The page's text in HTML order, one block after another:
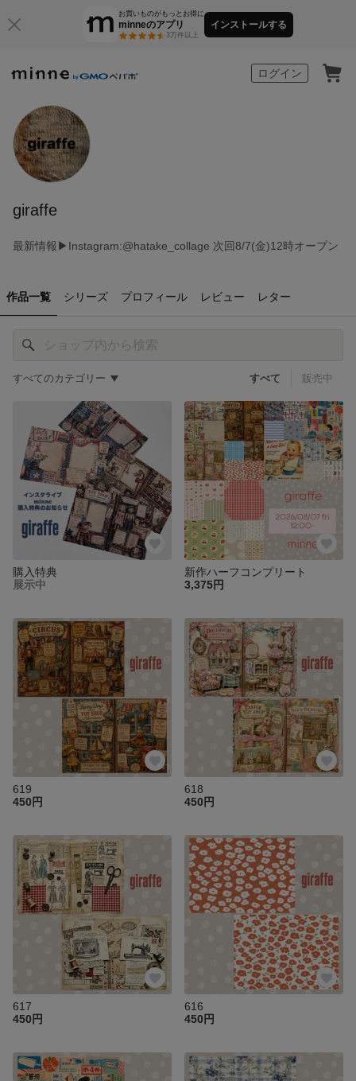
お買いものがもっとお得に
minneのアプリ
3万件以上
インストールする
ログイン
giraffe
最新情報▶︎Instagram:@hatake_collage 次回8/7(金)12時オープン
作品一覧 シリーズ プロフィール レビュー レター
すべてのカテゴリー すべて 販売中
購入特典
展示中
新作ハーフコンプリート
3,375円
619
450円
618
450円
617
450円
616
450円